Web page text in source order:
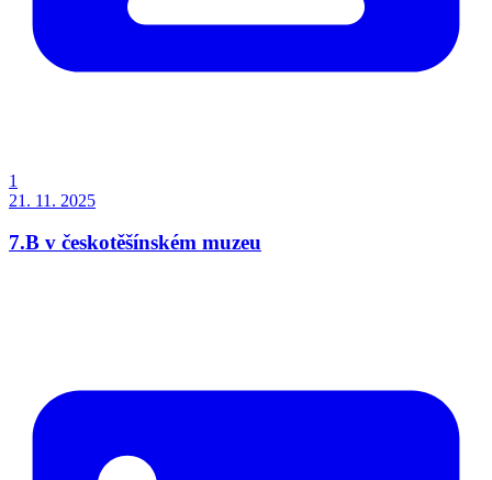
1
21. 11. 2025
7.B v českotěšínském muzeu